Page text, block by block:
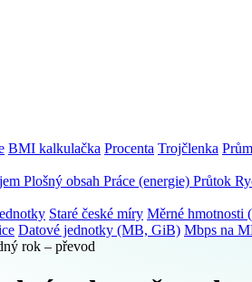
BMI kalkulačka Procenta Trojčlenka
Plošný obsah Práce (energie) Průtok
Staré české míry Měrné hmotnosti
Datové jednotky (MB, GiB) Mbps na
rok – převod